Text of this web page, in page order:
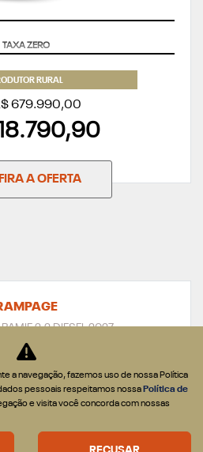
RURAL
679.990,00
A OFERTA
2.2 DIESEL 2027
a navegação, fazemos uso de nossa Política
pessoais respeitamos nossa Política de
e visita você concorda com nossas